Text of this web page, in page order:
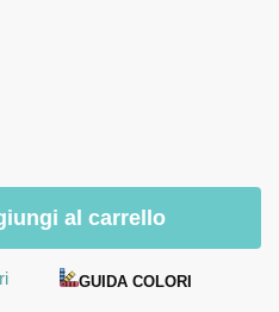
al carrello
GUIDA COLORI